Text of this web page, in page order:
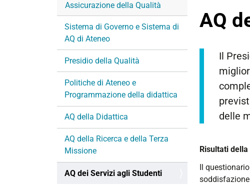
AQ
Il
delle
Risultati della
Il
Assicurazione della Qualità
Sistema di Governo e Sistema di
AQ di Ateneo
Presidio della Qualità
Politiche di Ateneo e
Programmazione della didattica
AQ della Didattica
AQ della Ricerca e della Terza
Missione
AQ dei Servizi agli Studenti